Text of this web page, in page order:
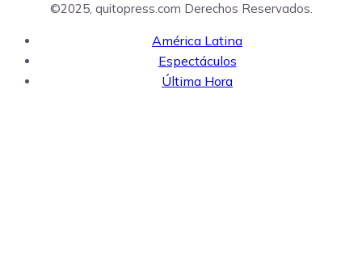
©2025, quitopress.com Derechos Reservados.
América Latina
Espectáculos
Última Hora